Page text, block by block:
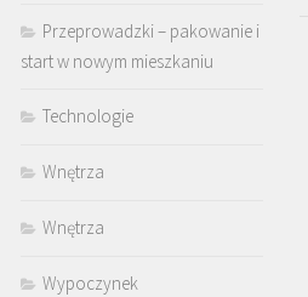
Przeprowadzki – pakowanie i
start w nowym mieszkaniu
Technologie
Wnętrza
Wnętrza
Wypoczynek